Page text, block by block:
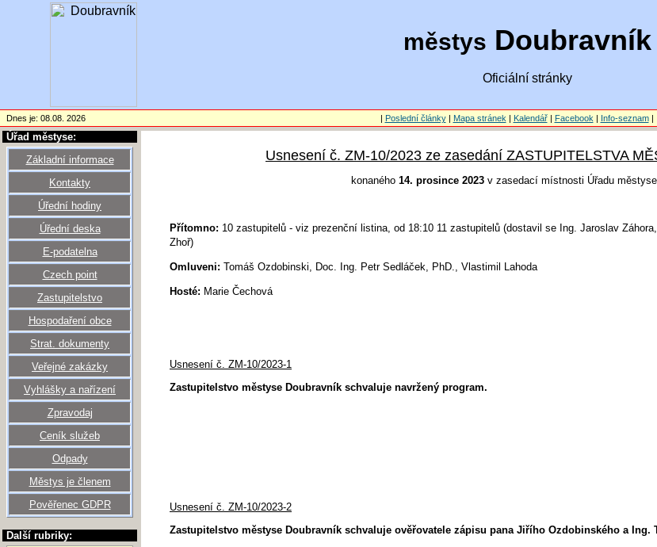
městys Doubravník
Oficiální stránky
Dnes je: 08.08. 2026 | Poslední články| Mapa stránek | Kalendář| Facebook | Info-seznam|
Úřad městyse:
Základní informace
Kontakty
Úřední hodiny
Úřední deska
E-podatelna
Czech point
Zastupitelstvo
Hospodaření obce
Strat. dokumenty
Veřejné zakázky
Vyhlášky a nařízení
Zpravodaj
Ceník služeb
Odpady
Městys je členem
Pověřenec GDPR
Další rubriky:
Usnesení č. ZM-10/2023 ze zasedání ZASTUPITELSTVA
konaného 14. prosince 2023 v zasedací místnosti Úřadu
Přítomno: 10 zastupitelů - viz prezenční listina, od 18:10 11 zastupitelů (dostavil se Ing. Jaroslav
Zhoř)
Omluveni: Tomáš Ozdobinski, Doc. Ing. Petr Sedláček, PhD., Vlastimil Lahoda
Hosté: Marie Čechová
Usnesení č. ZM-10/2023-1
Zastupitelstvo městyse Doubravník schvaluje navržený program.
Usnesení č. ZM-10/2023-2
Zastupitelstvo městyse Doubravník schvaluje ověřovatele zápisu pana Jiřího Ozdobinského a Ing.